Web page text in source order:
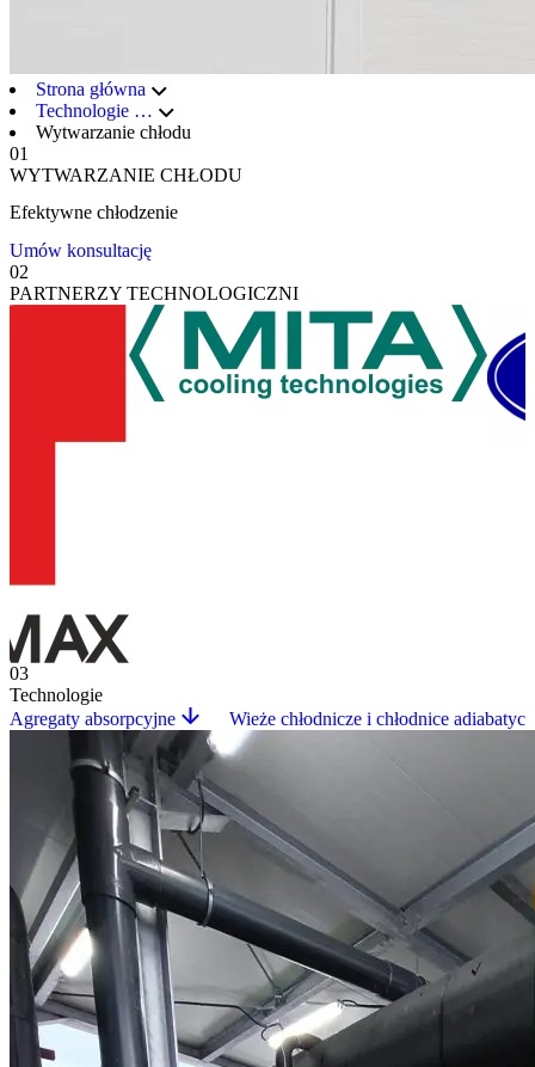
Strona główna
Technologie …
Wytwarzanie chłodu
01
WYTWARZANIE CHŁODU
Efektywne chłodzenie
Umów konsultację
02
PARTNERZY TECHNOLOGICZNI
03
Technologie
Agregaty absorpcyjne
Wieże chłodnicze i chłodnice